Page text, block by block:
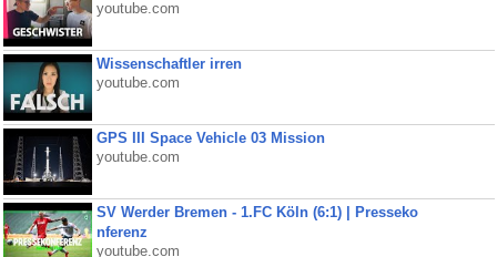
youtube.com
Wissenschaftler irren
youtube.com
GPS III Space Vehicle 03 Mission
youtube.com
SV Werder Bremen - 1.FC Köln (6:1) | Presseko
nferenz
youtube.com